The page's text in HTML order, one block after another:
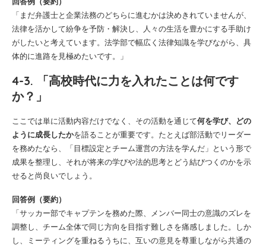
「まだ弁護士と企業法務のどちらに進むかは決めきれていませんが、
法律を活かして紛争を予防・解決し、人々の生活を豊かにする手助け
がしたいと考えています。法学部で幅広く法律知識を学びながら、具
体的に進路を見極めたいです。」
4-3. 「高校時代に力を入れたことは何です
か？」
ここでは単に活動内容だけでなく、その活動を通じて何を学び、どの
ように成長したかを語ることが重要です。たとえば部活動でリーダー
を務めたなら、「目標設定とチーム運営の方法を学んだ」という形で
成果を整理し、それが将来の学びや法的思考とどう結びつくのかを示
せると尚良いでしょう。
回答例（要約）
「サッカー部でキャプテンを務めた際、メンバー同士の意識のズレを
調整し、チーム全体で同じ方向を目指す難しさを痛感しました。しか
し、ミーティングを重ねるうちに、互いの意見を尊重しながら共通の